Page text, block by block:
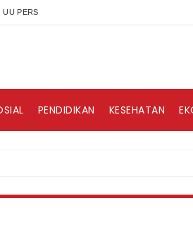
UU PERS
PENDIDIKAN KESEHATAN